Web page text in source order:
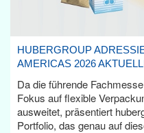
HUBERGROUP
AMERICAS 2026
Da die führende
Fokus auf flexible
ausweitet, präsentiert
Portfolio, das genau auf